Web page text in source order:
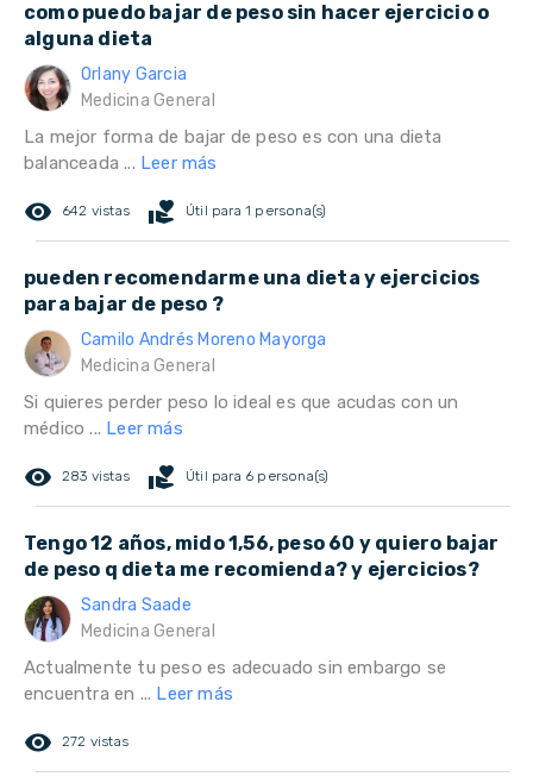
como puedo bajar de peso sin hacer ejercicio o
alguna dieta
Orlany Garcia
Medicina General
La mejor forma de bajar de peso es con una dieta
balanceada ... Leer más
remove_red_eye 642 vistas volunteer_activism Útil para 1 persona(s)
pueden recomendarme una dieta y ejercicios
para bajar de peso ?
Camilo Andrés Moreno Mayorga
Medicina General
Si quieres perder peso lo ideal es que acudas con un
médico ... Leer más
remove_red_eye 283 vistas volunteer_activism Útil para 6 persona(s)
Tengo 12 años, mido 1,56, peso 60 y quiero bajar
de peso q dieta me recomienda? y ejercicios?
Sandra Saade
Medicina General
Actualmente tu peso es adecuado sin embargo se
encuentra en ... Leer más
remove_red_eye 272 vistas